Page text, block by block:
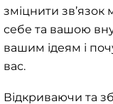
зміцнити
себе та вашою
вашим ідеям і
вас.
Відкриваючи та